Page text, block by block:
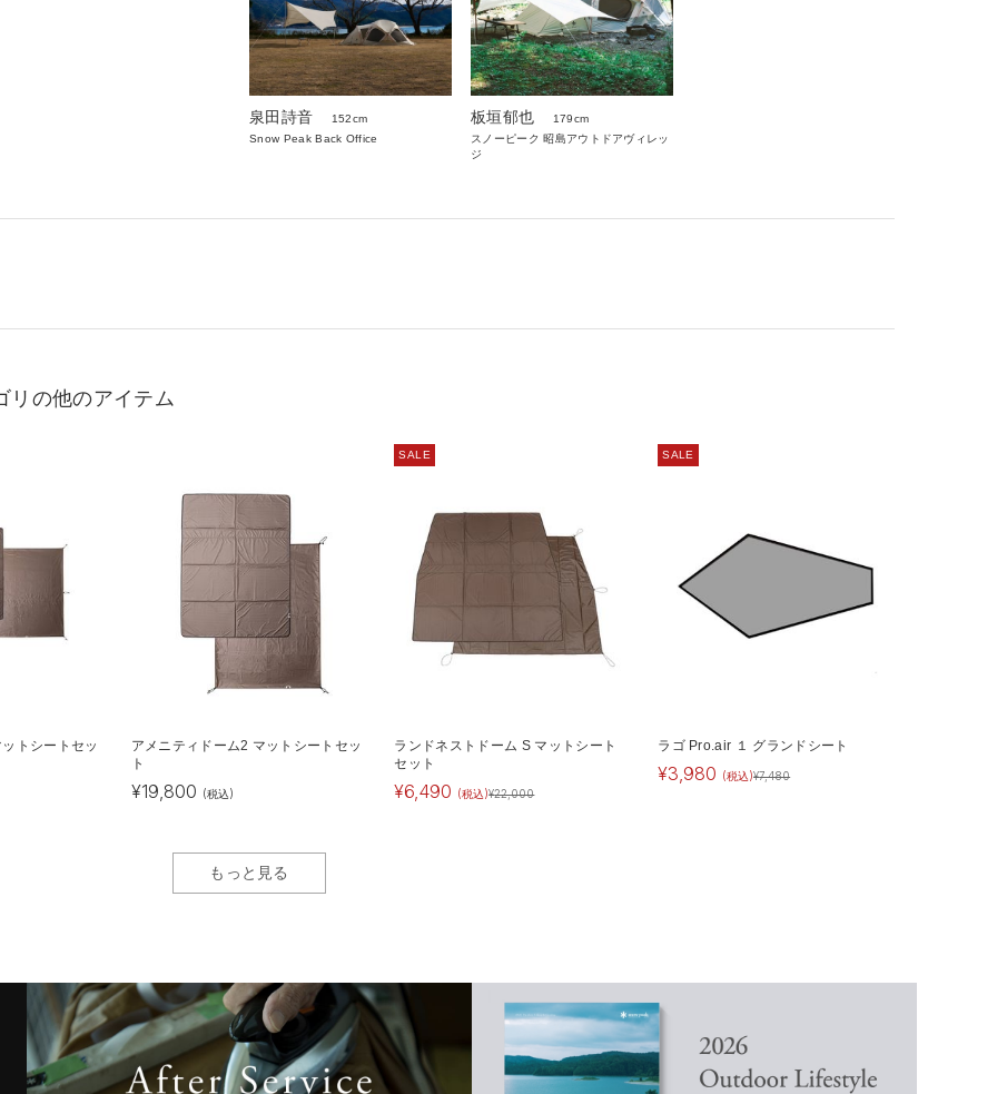
泉田詩音
152cm
Snow Peak Back Office
板垣郁也
179cm
スノーピーク 昭島アウトドアヴィレッ
ジ
リの他のアイテム
トシートセッ
アメニティドーム2 マットシートセッ
ト
¥19,800 (税込)
SALE
ランドネストドーム S マットシート
セット
¥6,490 (税込)¥22,000
SALE
ラゴ Pro.air １ グランドシート
¥3,980 (税込)¥7,480
もっと見る